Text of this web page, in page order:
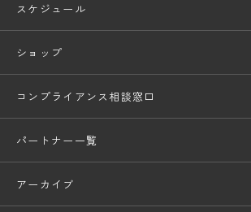
スケジュール
ショップ
コンプライアンス相談窓口
パートナー一覧
アーカイブ